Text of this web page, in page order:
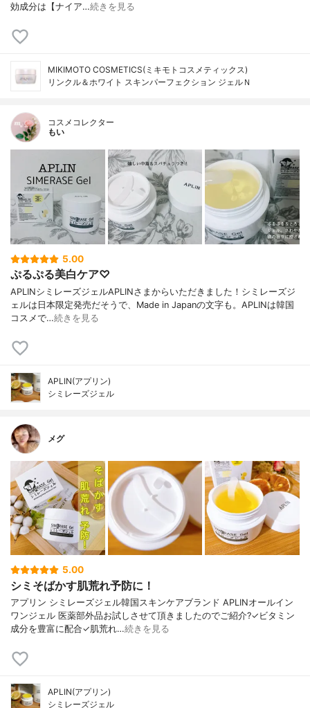
効成分は【ナイア…続きを見る
MIKIMOTO COSMETICS(ミキモトコスメティックス)
リンクル＆ホワイト スキンパーフェクション ジェルＮ
コスメコレクター
もい
5.00
ぷるぷる美白ケア♡
APLINシミレーズジェルAPLINさまからいただきました！シミレーズジ
ェルは日本限定発売だそうで、Made in Japanの文字も。APLINは韓国
コスメで…続きを見る
APLIN(アプリン)
シミレーズジェル
メグ
5.00
シミそばかす肌荒れ予防に！
アプリン シミレーズジェル韓国スキンケアブランド APLINオールイン
ワンジェル 医薬部外品お試しさせて頂きましたのでご紹介?✓ビタミン
成分を豊富に配合✓肌荒れ…続きを見る
APLIN(アプリン)
シミレーズジェル